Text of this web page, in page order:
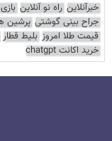
خبرآنلاین راه نو آنلاین
جراح بینی گوشتی پرشین
قیمت طلا امروز بلیط قطار
خرید اکانت chatgpt